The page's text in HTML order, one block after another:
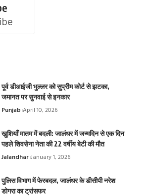
पूर्व डीआईजी भुल्लर को सुप्रीम कोर्ट से झटका,
जमानत पर सुनवाई से इनकार
Punjab April 10, 2026
खुशियाँ मातम में बदली: जालंधर में जन्मदिन से एक दिन
पहले शिवसेना नेता की 22 वर्षीय बेटी की मौत
Jalandhar January 1, 2026
पुलिस विभाग में फेरबदल, जालंधर के डीसीपी नरेश
डोगरा का ट्रांसफर